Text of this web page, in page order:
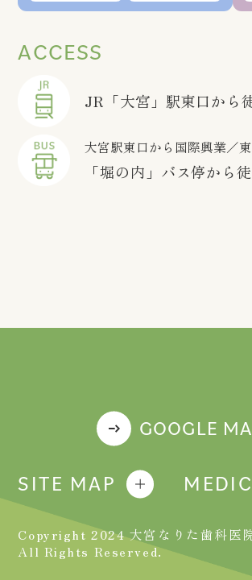
ACCESS
JR「大宮」駅東口から
大宮駅東口から国際興業／
「堀の内」バス停から
GOOGLE
SITE MAP
Copyright 2024 大宮なりた歯科医
All Rights Reserved.